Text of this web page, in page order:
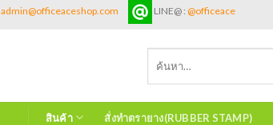
admin@officeaceshop.com LINE@ : @officeace
สินค้า สั่งทำตรายาง(RUBBER STAMP)